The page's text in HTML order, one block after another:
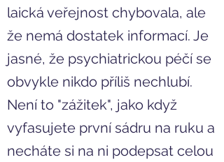
laická veřejnost chybovala, ale
že nemá dostatek informací. Je
jasné, že psychiatrickou péčí se
obvykle nikdo příliš nechlubí.
Není to "zážitek", jako když
vyfasujete první sádru na ruku a
necháte si na ni podepsat celou